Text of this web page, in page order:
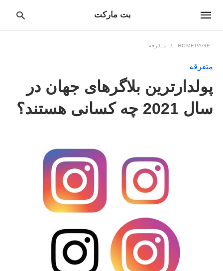
بت مارکت
HOMEPAGE متفرقه
متفرقه
پولدارترین بلاگرهای جهان در
سال 2021 چه کسانی هستند؟